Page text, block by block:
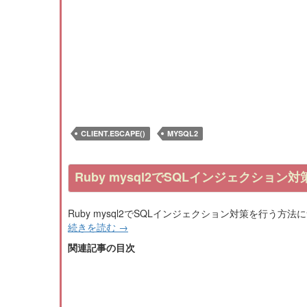
CLIENT.ESCAPE() MYSQL2
Ruby mysql2でSQLインジェクション対
Ruby mysql2でSQLインジェクション対策を行う方法に
続きを読む →
関連記事の目次